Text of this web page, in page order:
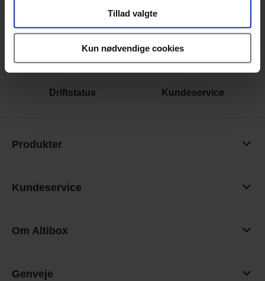
Tillad valgte
Kun nødvendige cookies
Internet Tv
Driftstatus Kundeservice
Produkter
Kundeservice
Om Altibox
Genveje